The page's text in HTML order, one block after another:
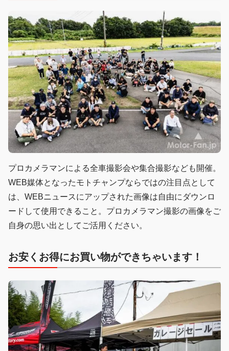
プロカメラマンによる全車撮影会や集合撮影なども開催。
WEB媒体となったモトチャンプならではの注目点として
は、WEBニュースにアップされた画像は自由にダウンロ
ードして使用できること。プロカメラマン撮影の画像をご
自身の思い出としてご活用ください。
お安くお得にお買い物ができちゃいます！